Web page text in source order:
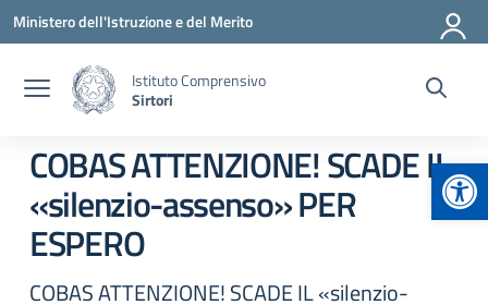
Vai ai contenuti
Vai al menu di navigazione
Vai al footer
Ministero dell'Istruzione e del Merito
Istituto Comprensivo
Sirtori
COBAS ATTENZIONE! SCADE IL
«silenzio-assenso» PER
ESPERO
COBAS ATTENZIONE! SCADE IL «silenzio-